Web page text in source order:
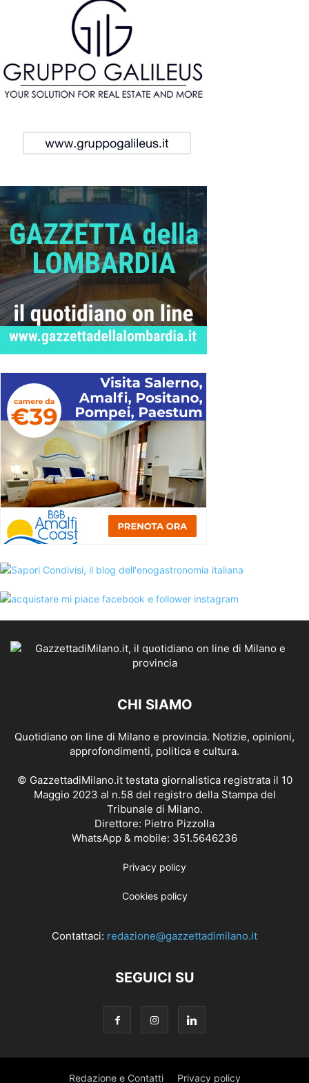
CHI SIAMO
Quotidiano on line di Milano e provincia. Notizie, opinioni,
approfondimenti, politica e cultura.
© GazzettadiMilano.it testata giornalistica registrata il 10
Maggio 2023 al n.58 del registro della Stampa del
Tribunale di Milano.
Direttore: Pietro Pizzolla
WhatsApp & mobile: 351.5646236
Privacy policy
Cookies policy
Contattaci: redazione@gazzettadimilano.it
SEGUICI SU
Redazione e Contatti Privacy policy